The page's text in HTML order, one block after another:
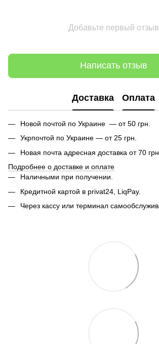
Добавьте первый отзыв
Написать отзыв
Доставка Оплата
Новой почтой по Украине — от 50 грн.
Укрпочтой по Украине — от 25 грн.
Новая почта адресная доставка от 70 грн.
Подробнее о доставке и оплате
Наличными при получении.
Кредитной картой в privat24, LiqPay.
Через кассу или терминал